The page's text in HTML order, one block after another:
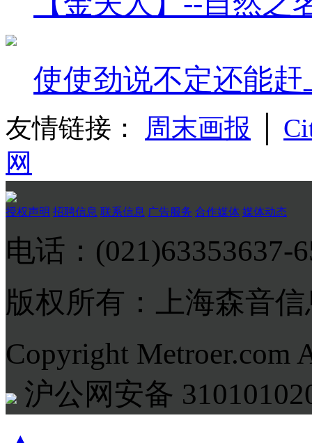
使使劲说不定还能
友情链接： 周末画报
网
授权声明 招聘信息 联系信息 广告服务 合作媒体 媒体动态
电话：(021)63353637-
版权所有：上海森音
Copyright Metroer.com
沪公网安备